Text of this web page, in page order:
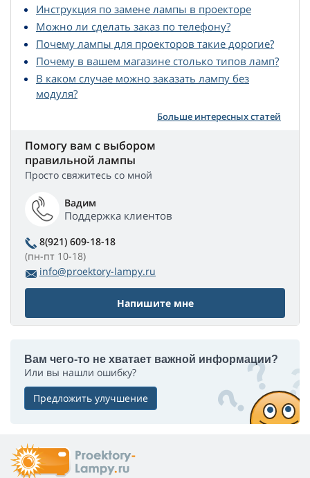
Инструкция по замене лампы в проекторе
Можно ли сделать заказ по телефону?
Почему лампы для проекторов такие дорогие?
Почему в вашем магазине столько типов ламп?
В каком случае можно заказать лампу без
модуля?
Больше интересных статей
Помогу вам с выбором
правильной лампы
Просто свяжитесь со мной
Вадим
Поддержка клиентов
8(921) 609-18-18
(пн-пт 10-18)
info@proektory-lampy.ru
Напишите мне
Вам чего-то не хватает важной информации?
Или вы нашли ошибку?
Предложить улучшение